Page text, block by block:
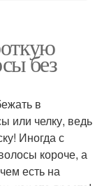
без
в
или челку, ведь
Иногда с
короче, а
есть на